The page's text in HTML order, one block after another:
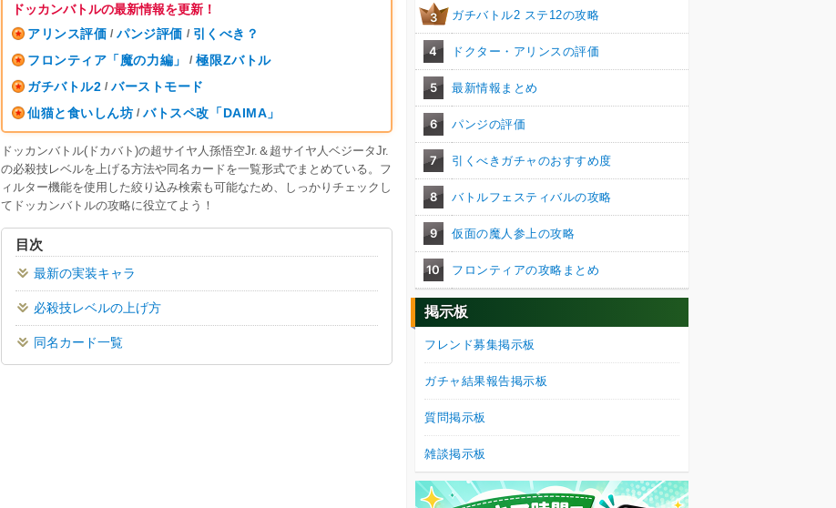
ドッカンバトルの最新情報を更新！
アリンス評価 / パンジ評価 / 引くべき？
フロンティア「魔の力編」
/ 極限Zバトル
ガチバトル2 / バーストモード
仙猫と食いしん坊 / バトスペ改「DAIMA」
ドッカンバトル(ドカバト)の超サイヤ人孫悟空Jr.＆超サイヤ人ベジータJr.
の必殺技レベルを上げる方法や同名カードを一覧形式でまとめている。フ
ィルター機能を使用した絞り込み検索も可能なため、しっかりチェックし
てドッカンバトルの攻略に役立てよう！
目次
最新の実装キャラ
必殺技レベルの上げ方
同名カード一覧
3 ガチバトル2 ステ12の攻略
4 ドクター・アリンスの評価
5 最新情報まとめ
6 パンジの評価
7 引くべきガチャのおすすめ度
8 バトルフェスティバルの攻略
9 仮面の魔人参上の攻略
10 フロンティアの攻略まとめ
掲示板
フレンド募集掲示板
ガチャ結果報告掲示板
質問掲示板
雑談掲示板